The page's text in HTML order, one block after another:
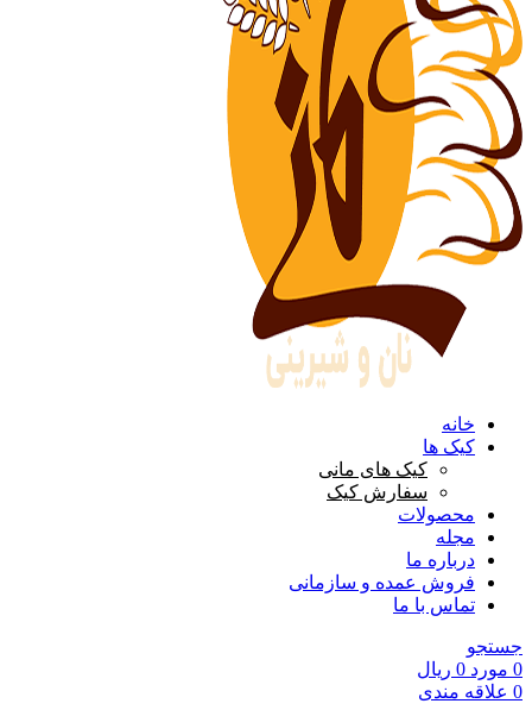
خانه
کیک ها
کیک های مانی
سفارش کیک
محصولات
مجله
درباره ما
فروش عمده و سازمانی
تماس با ما
جستجو
0 مورد 0 ریال
0 علاقه مندی